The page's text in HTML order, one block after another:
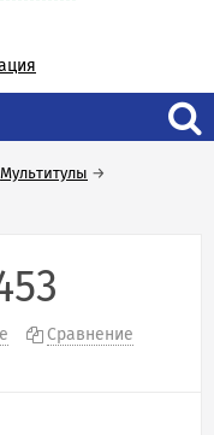
Мультитулы →
Сравнение